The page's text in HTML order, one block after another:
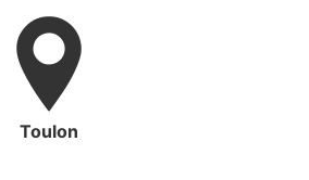
Toulon